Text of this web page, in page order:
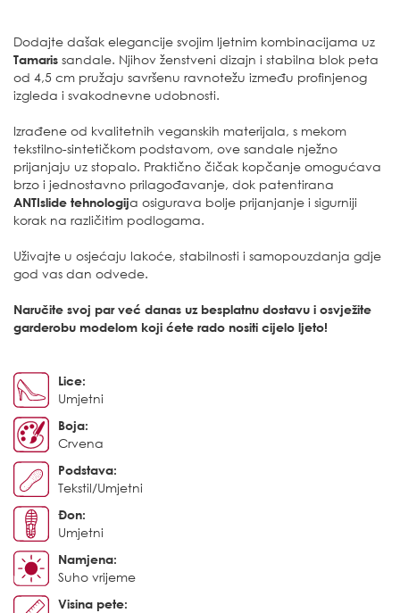
Dodajte dašak elegancije svojim ljetnim kombinacijama uz
Tamaris sandale. Njihov ženstveni dizajn i stabilna blok peta
od 4,5 cm pružaju savršenu ravnotežu između profinjenog
izgleda i svakodnevne udobnosti.
Izrađene od kvalitetnih veganskih materijala, s mekom
tekstilno-sintetičkom podstavom, ove sandale nježno
prijanjaju uz stopalo. Praktično čičak kopčanje omogućava
brzo i jednostavno prilagođavanje, dok patentirana
ANTIslide tehnologija osigurava bolje prijanjanje i sigurniji
korak na različitim podlogama.
Uživajte u osjećaju lakoće, stabilnosti i samopouzdanja gdje
god vas dan odvede.
Naručite svoj par već danas uz besplatnu dostavu i osvježite
garderobu modelom koji ćete rado nositi cijelo ljeto!
Lice:
Umjetni
Boja:
Crvena
Podstava:
Tekstil/Umjetni
Đon:
Umjetni
Namjena:
Suho vrijeme
Visina pete: